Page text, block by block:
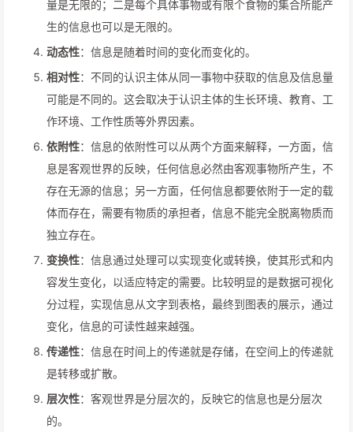
量是无限的；二是每个具体事物或有限个食物的集合所能产
生的信息也可以是无限的。
动态性：信息是随着时间的变化而变化的。
相对性：不同的认识主体从同一事物中获取的信息及信息量
可能是不同的。这会取决于认识主体的生长环境、教育、工
作环境、工作性质等外界因素。
依附性：信息的依附性可以从两个方面来解释，一方面，信
息是客观世界的反映，任何信息必然由客观事物所产生，不
存在无源的信息；另一方面，任何信息都要依附于一定的载
体而存在，需要有物质的承担者，信息不能完全脱离物质而
独立存在。
变换性：信息通过处理可以实现变化或转换，使其形式和内
容发生变化，以适应特定的需要。比较明显的是数据可视化
分过程，实现信息从文字到表格，最终到图表的展示，通过
变化，信息的可读性越来越强。
传递性：信息在时间上的传递就是存储，在空间上的传递就
是转移或扩散。
层次性：客观世界是分层次的，反映它的信息也是分层次
的。